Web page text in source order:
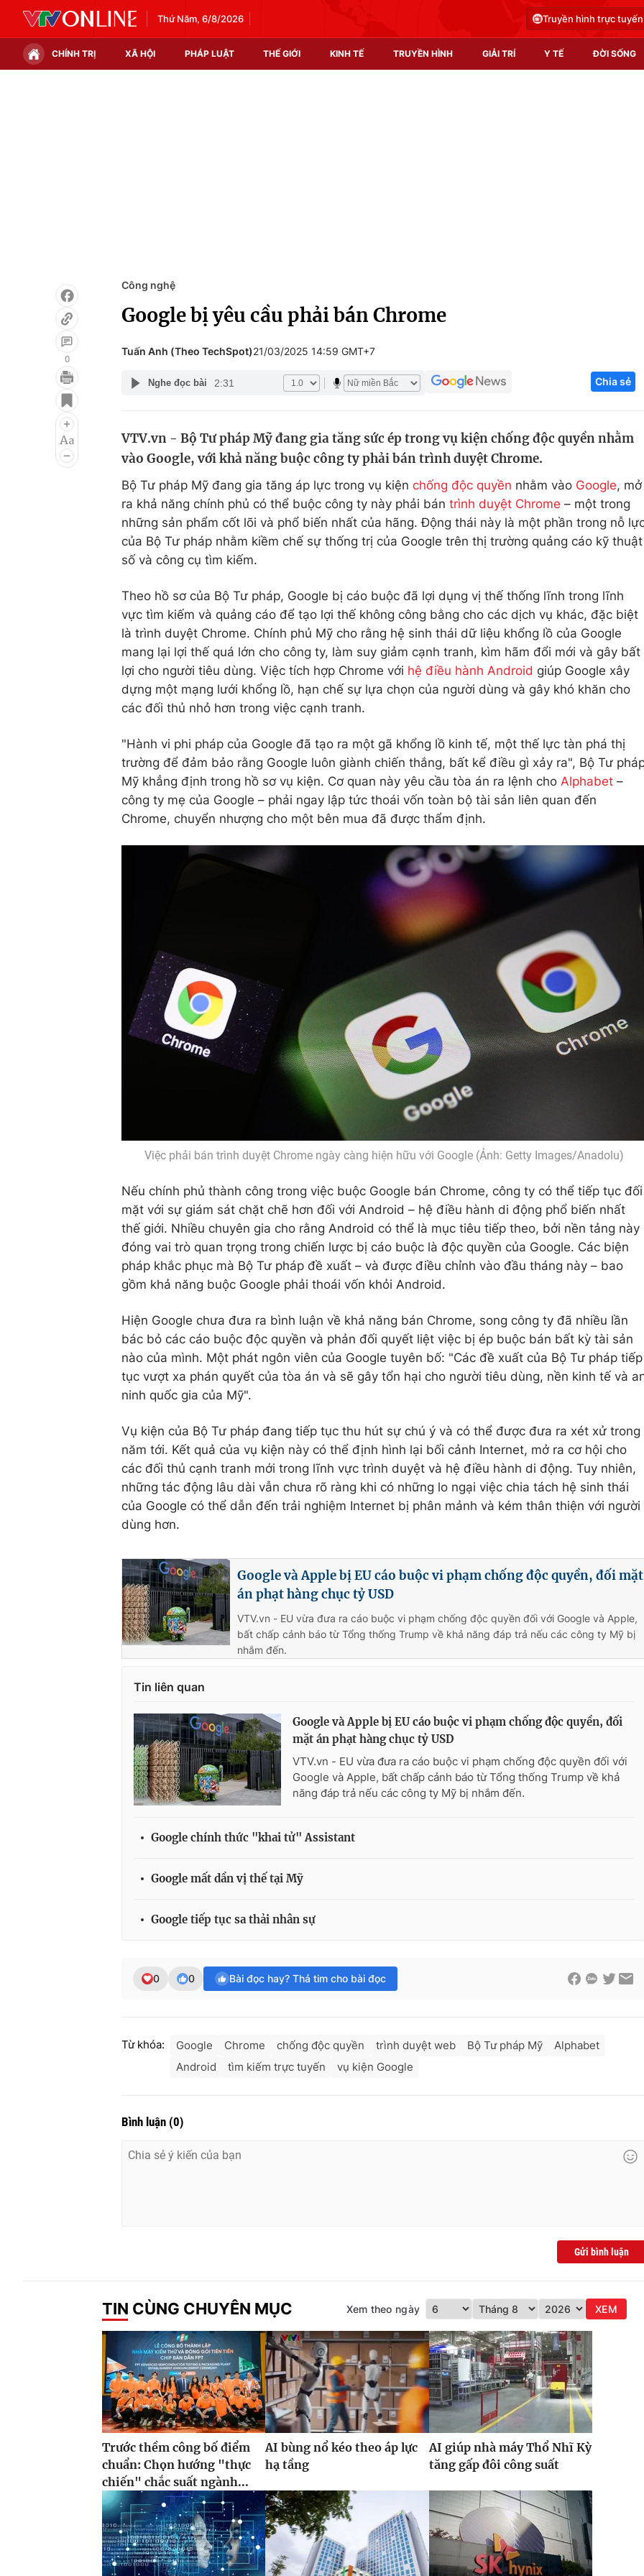
Thứ Năm, 6/8/2026 Truyền hình trực tuyến
CHÍNH TRỊ XÃ HỘI PHÁP LUẬT THẾ GIỚI KINH TẾ TRUYỀN HÌNH GIẢI TRÍ Y TẾ ĐỜI SỐNG
Điện ảnh
Âm nhạc
Làm đẹp
Giáo dục
Học trực tuyến
Công nghệ
Sản phẩm
Tư vấn
0
Công nghệ
Google bị yêu cầu phải bán Chrome
Tuấn Anh (Theo TechSpot)21/03/2025 14:59 GMT+7
Nghe đọc bài 2:31 Chia sẻ
VTV.vn - Bộ Tư pháp Mỹ đang gia tăng sức ép trong vụ kiện chống độc quyền nhằm
vào Google, với khả năng buộc công ty phải bán trình duyệt Chrome.
Bộ Tư pháp Mỹ đang gia tăng áp lực trong vụ kiện chống độc quyền nhằm vào Google, mở
ra khả năng chính phủ có thể buộc công ty này phải bán trình duyệt Chrome – một trong
những sản phẩm cốt lõi và phổ biến nhất của hãng. Động thái này là một phần trong nỗ
của Bộ Tư pháp nhằm kiềm chế sự thống trị của Google trên thị trường quảng cáo kỹ thuật
số và công cụ tìm kiếm.
Theo hồ sơ của Bộ Tư pháp, Google bị cáo buộc đã lợi dụng vị thế thống lĩnh trong lĩnh
vực tìm kiếm và quảng cáo để tạo lợi thế không công bằng cho các dịch vụ khác, đặc biệt
là trình duyệt Chrome. Chính phủ Mỹ cho rằng hệ sinh thái dữ liệu khổng lồ của Google
mang lại lợi thế quá lớn cho công ty, làm suy giảm cạnh tranh, kìm hãm đổi mới và gây bất
lợi cho người tiêu dùng. Việc tích hợp Chrome với hệ điều hành Android giúp Google xây
dựng một mạng lưới khổng lồ, hạn chế sự lựa chọn của người dùng và gây khó khăn cho
các đối thủ nhỏ hơn trong việc cạnh tranh.
"Hành vi phi pháp của Google đã tạo ra một gã khổng lồ kinh tế, một thế lực tàn phá thị
trường để đảm bảo rằng Google luôn giành chiến thắng, bất kể điều gì xảy ra", Bộ Tư
Mỹ khẳng định trong hồ sơ vụ kiện. Cơ quan này yêu cầu tòa án ra lệnh cho Alphabet –
công ty mẹ của Google – phải ngay lập tức thoái vốn toàn bộ tài sản liên quan đến
Chrome, chuyển nhượng cho một bên mua đã được thẩm định.
Việc phải bán trình duyệt Chrome ngày càng hiện hữu với Google (Ảnh: Getty Images/Anadolu)
Nếu chính phủ thành công trong việc buộc Google bán Chrome, công ty có thể tiếp tục đối
mặt với sự giám sát chặt chẽ hơn đối với Android – hệ điều hành di động phổ biến nhất
thế giới. Nhiều chuyên gia cho rằng Android có thể là mục tiêu tiếp theo, bởi nền tảng này
đóng vai trò quan trọng trong chiến lược bị cáo buộc là độc quyền của Google. Các biện
pháp khắc phục mà Bộ Tư pháp đề xuất – và được điều chỉnh vào đầu tháng này – bao
gồm khả năng buộc Google phải thoái vốn khỏi Android.
Hiện Google chưa đưa ra bình luận về khả năng bán Chrome, song công ty đã nhiều lần
bác bỏ các cáo buộc độc quyền và phản đối quyết liệt việc bị ép buộc bán bất kỳ tài sản
nào của mình. Một phát ngôn viên của Google tuyên bố: "Các đề xuất của Bộ Tư pháp tiếp
tục vượt xa phán quyết của tòa án và sẽ gây tổn hại cho người tiêu dùng, nền kinh tế và
ninh quốc gia của Mỹ".
Vụ kiện của Bộ Tư pháp đang tiếp tục thu hút sự chú ý và có thể được đưa ra xét xử trong
năm tới. Kết quả của vụ kiện này có thể định hình lại bối cảnh Internet, mở ra cơ hội cho
các đối thủ cạnh tranh mới trong lĩnh vực trình duyệt và hệ điều hành di động. Tuy nhiên,
những tác động lâu dài vẫn chưa rõ ràng khi có những lo ngại việc chia tách hệ sinh thái
của Google có thể dẫn đến trải nghiệm Internet bị phân mảnh và kém thân thiện với người
dùng hơn.
Google và Apple bị EU cáo buộc vi phạm chống độc quyền, đối mặt
án phạt hàng chục tỷ USD
VTV.vn - EU vừa đưa ra cáo buộc vi phạm chống độc quyền đối với Google và Apple,
bất chấp cảnh báo từ Tổng thống Trump về khả năng đáp trả nếu các công ty Mỹ bị
nhắm đến.
Tin liên quan
Google và Apple bị EU cáo buộc vi phạm chống độc quyền, đối
mặt án phạt hàng chục tỷ USD
VTV.vn - EU vừa đưa ra cáo buộc vi phạm chống độc quyền đối với
Google và Apple, bất chấp cảnh báo từ Tổng thống Trump về khả
năng đáp trả nếu các công ty Mỹ bị nhắm đến.
Google chính thức "khai tử" Assistant
Google mất dần vị thế tại Mỹ
Google tiếp tục sa thải nhân sự
0 0 Bài đọc hay? Thả tim cho bài đọc
Từ khóa: Google Chrome chống độc quyền trình duyệt web Bộ Tư pháp Mỹ
Alphabet
Android
tìm kiếm trực tuyến vụ kiện Google
Bình luận (0)
Gửi bình luận
TIN CÙNG CHUYÊN MỤC Xem theo ngày XEM
Trước thềm công bố điểm
chuẩn: Chọn hướng "thực
chiến" chắc suất ngành...
AI bùng nổ kéo theo áp lực
hạ tầng
AI giúp nhà máy Thổ Nhĩ Kỳ
tăng gấp đôi công suất